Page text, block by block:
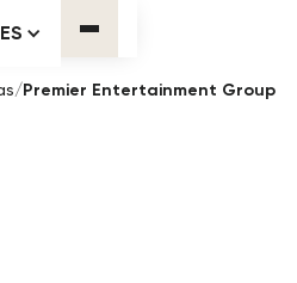
ES
/Premier Entertainment Group